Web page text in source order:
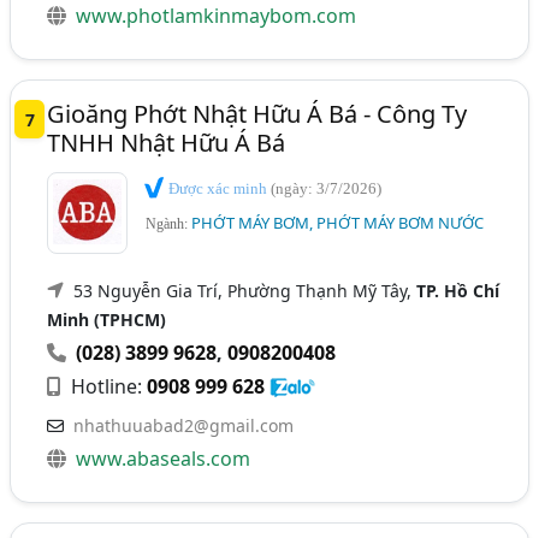
www.photlamkinmaybom.com
7
Gioăng Phớt Nhật Hữu Á Bá - Công Ty
TNHH Nhật Hữu Á Bá
Được xác minh(ngày: 3/7/2026)
Ngành: PHỚT MÁY BƠM, PHỚT MÁY BƠM NƯỚC
53 Nguyễn Gia Trí, Phường Thạnh Mỹ Tây,TP. Hồ Chí
Minh (TPHCM)
(028) 3899 9628,0908200408
Hotline:0908 999 628
nhathuuabad2@gmail.com
www.abaseals.com